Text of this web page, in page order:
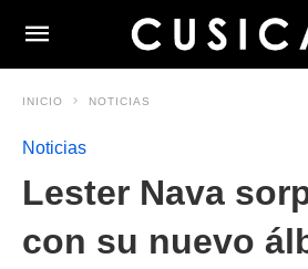
INICIO NOTICIAS
Noticias
Lester Nava
con su nuevo